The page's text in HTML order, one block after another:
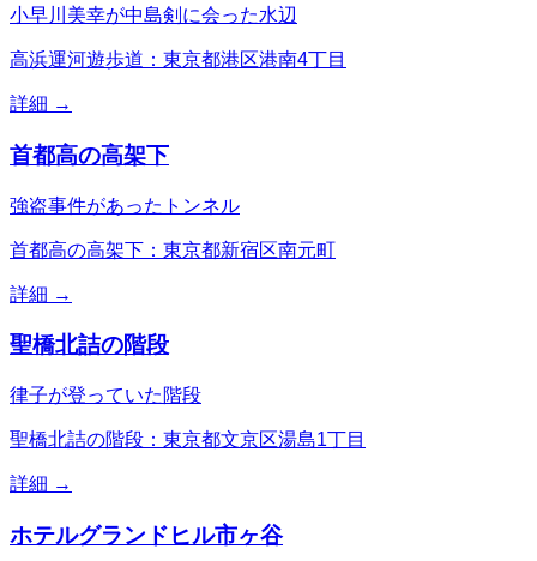
小早川美幸が中島剣に会った水辺
高浜運河遊歩道：東京都港区港南4丁目
詳細 →
首都高の高架下
強盗事件があったトンネル
首都高の高架下：東京都新宿区南元町
詳細 →
聖橋北詰の階段
律子が登っていた階段
聖橋北詰の階段：東京都文京区湯島1丁目
詳細 →
ホテルグランドヒル市ヶ谷